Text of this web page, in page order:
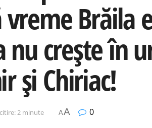
Brăila
nu crește în
și Chiriac!
2 minute AA 0